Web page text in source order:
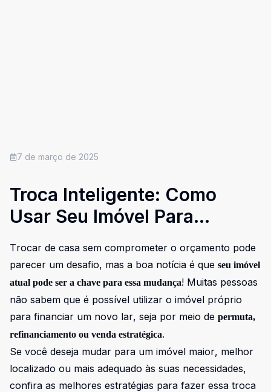
7 de março de 2025
Troca Inteligente: Como
Usar Seu Imóvel Para
Trocar de casa sem comprometer o orçamento pode
parecer um desafio, mas a boa notícia é que seu imóvel
atual pode ser a chave para essa mudança! Muitas pessoas
não sabem que é possível utilizar o imóvel próprio
para financiar um novo lar, seja por meio de permuta,
refinanciamento ou venda estratégica.
Se você deseja mudar para um imóvel maior, melhor
localizado ou mais adequado às suas necessidades,
confira as melhores estratégias para fazer essa troca